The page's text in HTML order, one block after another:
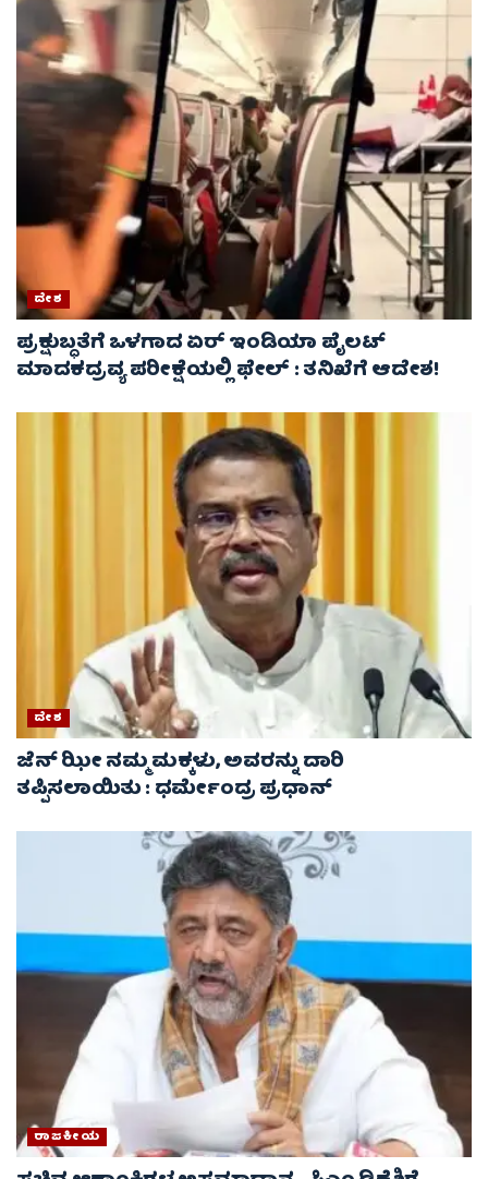
ದೇಶ
ಪ್ರಕ್ಷುಬ್ಧತೆಗೆ ಒಳಗಾದ ಏರ್ ಇಂಡಿಯಾ ಪೈಲಟ್
ಮಾದಕದ್ರವ್ಯ ಪರೀಕ್ಷೆಯಲ್ಲಿ ಫೇಲ್ : ತನಿಖೆಗೆ ಆದೇಶ!
ದೇಶ
ಜೆನ್ ಝೀ ನಮ್ಮ ಮಕ್ಕಳು, ಅವರನ್ನು ದಾರಿ
ತಪ್ಪಿಸಲಾಯಿತು : ಧರ್ಮೇಂದ್ರ ಪ್ರಧಾನ್
ರಾಜಕೀಯ